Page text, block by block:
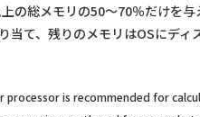
の総メモリの50〜70％だけを与
当て、残りのメモリはOSにディ
processor is recommended for